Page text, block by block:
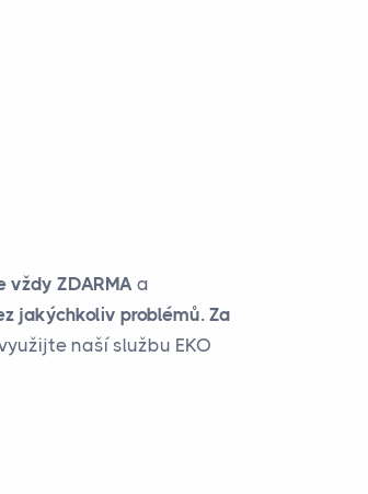
ZDARMA a
jakýchkoliv problémů. Za
naší službu EKO